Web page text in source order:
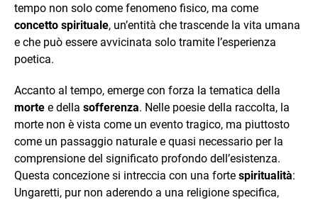
tempo non solo come fenomeno fisico, ma come
concetto spirituale, un’entità che trascende la vita umana
e che può essere avvicinata solo tramite l’esperienza
poetica.
Accanto al tempo, emerge con forza la tematica della
morte e della sofferenza. Nelle poesie della raccolta, la
morte non è vista come un evento tragico, ma piuttosto
come un passaggio naturale e quasi necessario per la
comprensione del significato profondo dell’esistenza.
Questa concezione si intreccia con una forte spiritualità:
Ungaretti, pur non aderendo a una religione specifica,